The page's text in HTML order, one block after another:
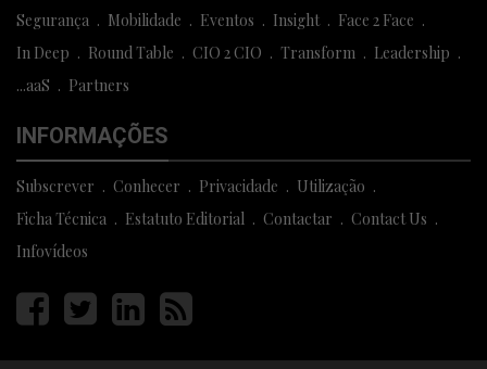
Segurança Mobilidade Eventos Insight
Face 2 Face
In Deep
Round Table CIO 2 CIO Transform
Leadership
...aaS
Partners
INFORMAÇÕES
Subscrever Conhecer Privacidade
Utilização
Ficha Técnica
Estatuto Editorial Contactar
Contact Us
Infovídeos
Página
facebook
Página
twitter
Página
linkedin
Página
rss